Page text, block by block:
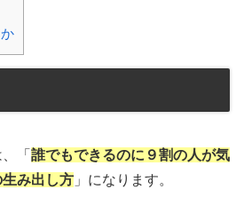
「 誰でもできるのに９割の人が気
み出し方 」になります。